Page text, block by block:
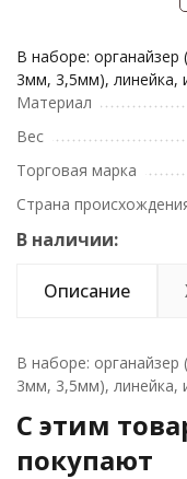
В наборе:
3мм, 3,5мм), линейка,
Материал
Вес
Торговая марка
Страна
В наличии:
Описание
В наборе:
3мм, 3,5мм), линейка,
C этим
покупают